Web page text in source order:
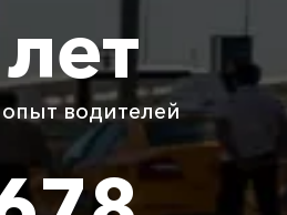
8680 ₽
Бесплатно Бесплатно
водителей